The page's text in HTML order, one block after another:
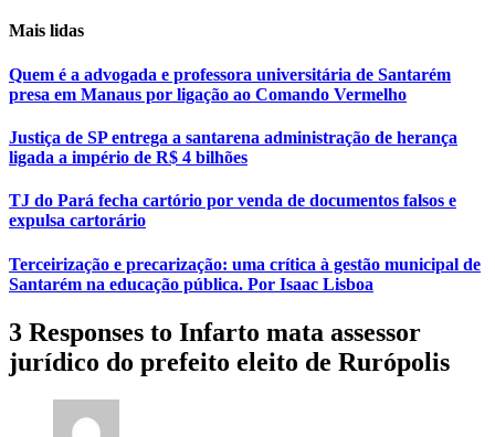
Mais lidas
Quem é a advogada e professora universitária de Santarém
presa em Manaus por ligação ao Comando Vermelho
Justiça de SP entrega a santarena administração de herança
ligada a império de R$ 4 bilhões
TJ do Pará fecha cartório por venda de documentos falsos e
expulsa cartorário
Terceirização e precarização: uma crítica à gestão municipal de
Santarém na educação pública. Por Isaac Lisboa
3 Responses to Infarto mata assessor
jurídico do prefeito eleito de Rurópolis